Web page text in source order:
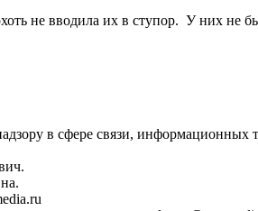
не вводила их в ступор. У них не
в сфере связи,